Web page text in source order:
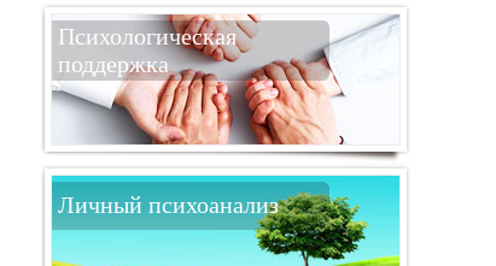
Психологическая
поддержка
Личный психоанализ